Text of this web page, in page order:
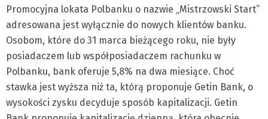
Promocyjna lokata Polbanku o nazwie „Mistrzowski Start”
adresowana jest wyłącznie do nowych klientów banku.
Osobom, które do 31 marca bieżącego roku, nie były
posiadaczem lub współposiadaczem rachunku w
Polbanku, bank oferuje 5,8% na dwa miesiące. Choć
stawka jest wyższa niż ta, którą proponuje Getin Bank, o
wysokości zysku decyduje sposób kapitalizacji. Getin